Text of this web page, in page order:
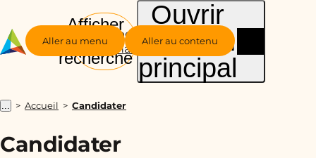
Aller au menu Aller au contenu
Groupe
Alternance
Afficher
la
recherche
Ouvrir
le menu
principal
... Accueil Candidater
Candidater